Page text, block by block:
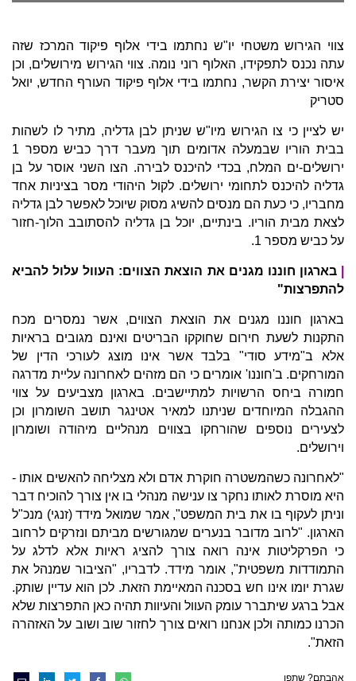
צווי הגירוש משטחי יו"ש נחתמו בידי אלוף פיקוד המרכז שזה
עתה נכנס לתפקידו, האלוף רוני נומה. צווי הגירוש מירושלים, וכן
איסור יצירת הקשר, נחתמו בידי אלוף פיקוד העורף החדש, יואל
סטריק
יש לציין כי צו הגירוש מיו"ש שניתן לבן גדליה, מתיר לו לשהות
בבית הוריו שבמעלה אדומים תוך מעבר דרך כביש מספר 1
ירושלים-ים המלח, בכדי להיכנס לבירה. הצו השני אוסר על בן
גדליה להיכנס לתחומי ירושלים. לקול היהודי מסר בציניות אחד
מחבריו, כי כעת הם מנסים להשיג מסוק שיוכל לאפשר לבן גדליה
לצאת מבית הוריו. בינתיים, יוכל בן גדליה להסתובב הלוך-חזור
על כביש מספר 1.
בארגון חוננו מגנים את הוצאת הצווים: העוול עלול להביא
להתפרצות"
בארגון חוננו מגנים את הוצאת הצווים, אשר נמסרים מכח
התקנות לשעת חירום שחוקקו הבריטים ואינם מגובים בראיות
אלא ב"מידע סודי" בלבד אשר אינו מוצג לעורכי הדין של
המורחקים. ב'חוננו' אומרים כי הם מזהים לאחרונה עליית מדרגה
חמורה ביחס הרשויות למתיישבים. בארגון מצביעים על צווי
ההגבלה המיוחדים שניתנו למאיר אטינגר תושב השומרון וכן
לצעירים נוספים שהורחקו בצווים מנהליים מיהודה ושומרון
וירושלים.
"לאחרונה כשהמשטרה חוקרת אדם ולא מצליחה להאשים אותו -
היא מוסרת לאותו נחקר צו ענישה מנהלי בו אין צורך להוכיח דבר
וניתן לעקוף בו את בית המשפט", אמר שמואל מידד (זנגי) מנכ"ל
הארגון. "לרוב מדובר בנערים שמגורשים מביתם ונזרקים לרחוב
כי הפרקליטות אינה רואה צורך להציג ראיות אלא לדלג על
התמודדות משפטית", אומר מידד. לדבריו, "הציבור שמנהל את
שגרת יומו אינו חש בסכנה המאיימת הזאת. לכן הוא עדיין שותק.
אבל ברגע שיתברר עומק העוול והעיוות תהיה כאן התפרצות שלא
הכרנו כמותה ולכן אנחנו רואים צורך לחזור שוב ושוב על האזהרה
הזאת".
אהבתם? שתפו